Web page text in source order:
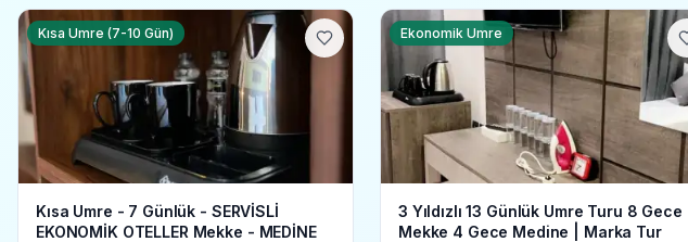
Kısa Umre (7-10 Gün)
Kısa Umre - 7 Günlük - SERVİSLİ
EKONOMİK OTELLER Mekke - MEDİNE
Ekonomik Umre
3 Yıldızlı 13 Günlük Umre Turu 8 Gece
Mekke 4 Gece Medine | Marka Tur